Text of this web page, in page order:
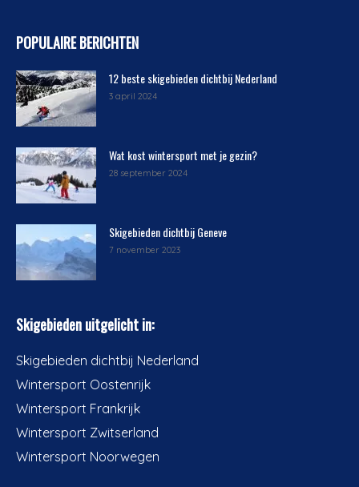
POPULAIRE BERICHTEN
12 beste skigebieden dichtbij Nederland
3 april 2024
Wat kost wintersport met je gezin?
28 september 2024
Skigebieden dichtbij Geneve
7 november 2023
Skigebieden uitgelicht in:
Skigebieden dichtbij Nederland
Wintersport Oostenrijk
Wintersport Frankrijk
Wintersport Zwitserland
Wintersport Noorwegen